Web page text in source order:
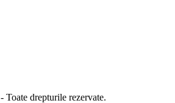
- Toate drepturile rezervate.